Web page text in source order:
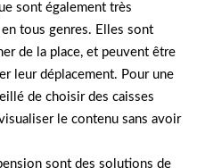
sont également très
tous genres. Elles sont
de la place, et peuvent être
leur déplacement. Pour une
de choisir des caisses
le contenu sans avoir
sont des solutions de